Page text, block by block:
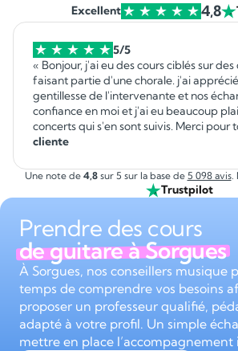
Excellent 4,8
5/5
« Bonjour, j'ai eu des cours ciblés sur
faisant partie d'une chorale. j'ai
gentillesse de l'intervenante et nos
confiance en moi et j'ai eu beaucoup plaisir lors des
concerts qui s'en sont suivis. Merci pour
cliente
Une note de 4,8sur 5 sur la base de 5 098 avis.
Trustpilot
Prendre des cours
de guitare à Sorgues
À Sorgues, nos conseillers musique
temps de comprendre vos besoins
proposer un professeur qualifié,
adapté à votre profil. Un simple
mettre en place l’accompagnement